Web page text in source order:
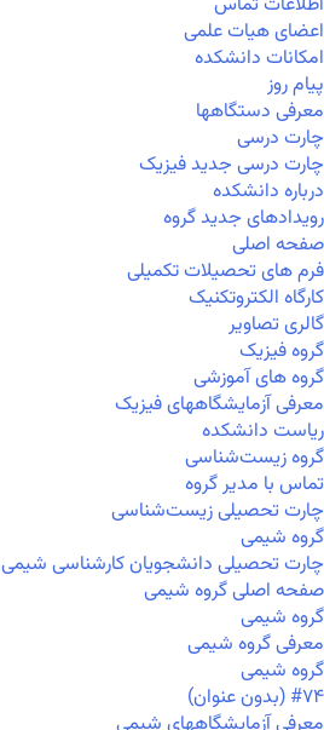
اعضای هیات علمی
امکانات دانشکده
پیام روز
معرفی دستگاهها
چارت درسی
چارت درسی جدید فیزیک
درباره دانشکده
رویدادهای جدید گروه
صفحه اصلی
فرم های تحصیلات تکمیلی
کارگاه الکتروتکنیک
گالری تصاویر
گروه فیزیک
گروه های آموزشی
معرفی آزمایشگاههای فیزیک
ریاست دانشکده
گروه زیست‌شناسی
تماس با مدیر گروه
چارت تحصیلی زیست‌شناسی
گروه شیمی
چارت تحصیلی دانشجویان کارشناسی شیمی
صفحه اصلی گروه شیمی
گروه شیمی
معرفی گروه شیمی
گروه شیمی
#۷۴ (بدون عنوان)